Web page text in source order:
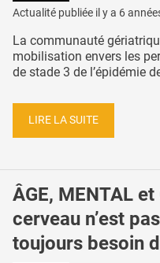
Actualité publiée il y a 6
La communauté
mobilisation envers les
de stade 3 de l’épidémie
LIRE LA SUITE
ÂGE, MENTAL
cerveau n’est
toujours besoin